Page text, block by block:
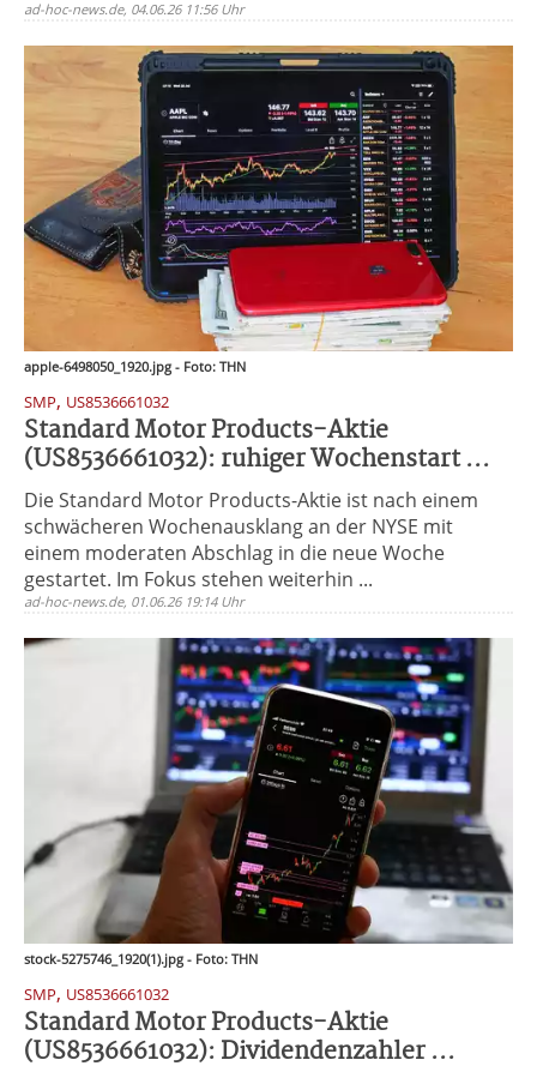
ad-hoc-news.de, 04.06.26 11:56 Uhr
apple-6498050_1920.jpg - Foto: THN
SMP, US8536661032
Standard Motor Products-Aktie
(US8536661032): ruhiger Wochenstart ...
Die Standard Motor Products-Aktie ist nach einem
schwächeren Wochenausklang an der NYSE mit
einem moderaten Abschlag in die neue Woche
gestartet. Im Fokus stehen weiterhin ...
ad-hoc-news.de, 01.06.26 19:14 Uhr
stock-5275746_1920(1).jpg - Foto: THN
SMP, US8536661032
Standard Motor Products-Aktie
(US8536661032): Dividendenzahler ...